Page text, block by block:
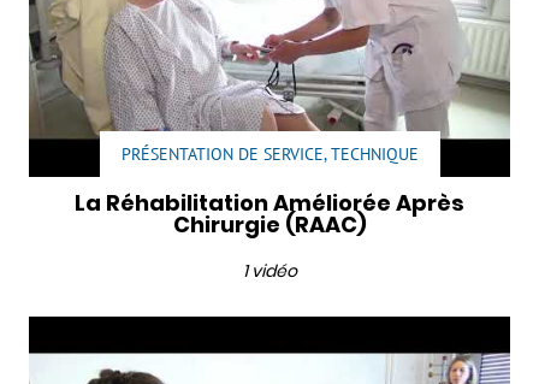
PRÉSENTATION DE SERVICE, TECHNIQUE
La Réhabilitation Améliorée Après
Chirurgie (RAAC)
1 vidéo